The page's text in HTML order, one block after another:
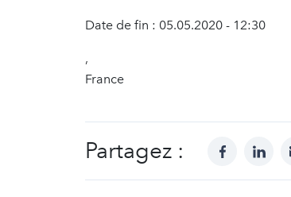
Date de fin : 05.05.2020 - 12:30
,
France
Partagez : facebook